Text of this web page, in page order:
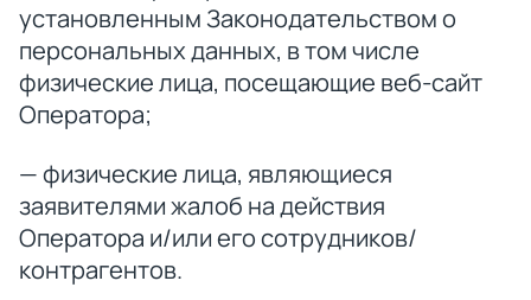
установленным Законодательством о
персональных данных, в том числе
физические лица, посещающие веб-сайт
Оператора;
— физические лица, являющиеся
заявителями жалоб на действия
Оператора и/или его сотрудников/
контрагентов.